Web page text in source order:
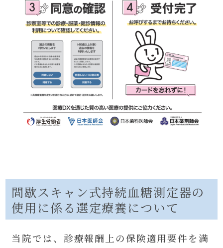
間歇スキャン式持続血糖測定器の
使用に係る選定療養について
当院では、診療報酬上の保険適用要件を満